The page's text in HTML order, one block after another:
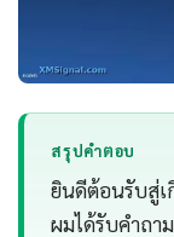
สรุปคำตอบ
ยินดีต้อนรับสู่
ผมได้รับคำถา